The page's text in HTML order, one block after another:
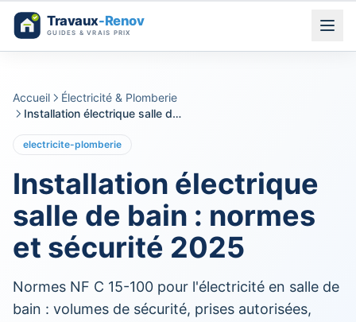
Aller au contenu
Accueil
Électricité & Plomberie
Installation électrique salle de bain : normes et sécurité 2025
electricite-plomberie
Installation électrique
salle de bain : normes
et sécurité 2025
Normes NF C 15-100 pour l'électricité en salle de
bain : volumes de sécurité, prises autorisées,